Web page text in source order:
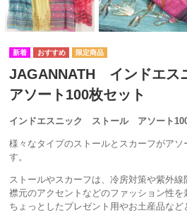
JAGANNATH インドエ
アソート100枚セット
インドエスニック ストール アソート
様々なタイプのストールとスカーフがア
す。
ストールやスカーフは、冷房対策や紫外線
襟元のアクセントなどのファッション性を
ちょっとしたプレゼント用やお土産品な